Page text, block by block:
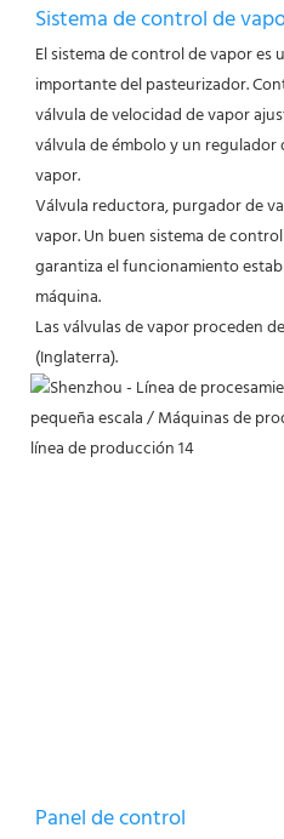
Sistema de control de
El sistema de control de vapor es
importante del pasteurizador.
válvula de velocidad de vapor
válvula de émbolo y un regulador
vapor.
Válvula reductora, purgador de
vapor. Un buen sistema de
garantiza el funcionamiento
máquina.
Las válvulas de vapor proceden
(Inglaterra).
Panel de control